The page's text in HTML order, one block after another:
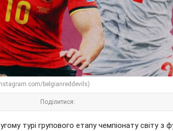
instagram.com/belgianreddevils)
Поділитися:
турі групового етапу чемпіонату світу з